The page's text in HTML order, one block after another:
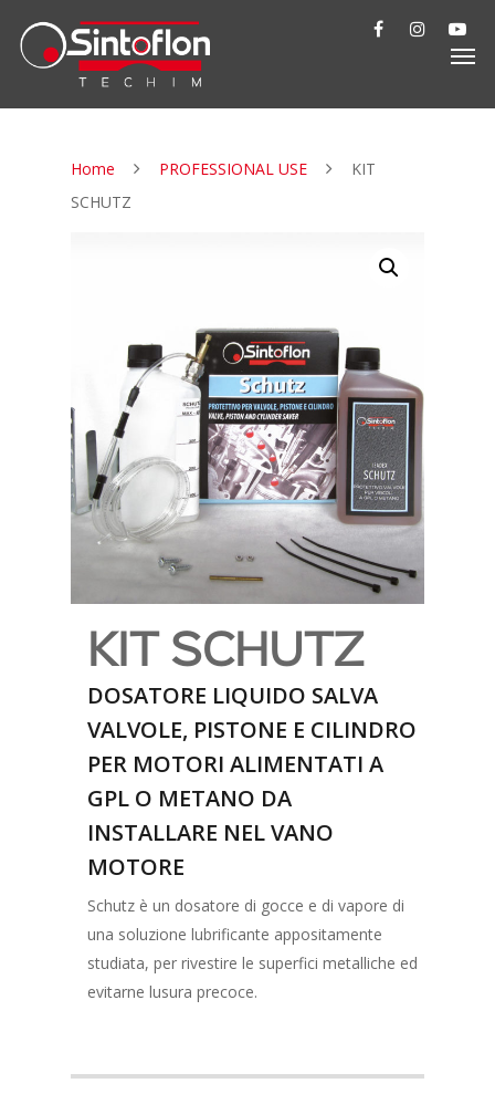
Home PROFESSIONAL USE
KIT
SCHUTZ
KIT SCHUTZ
DOSATORE LIQUIDO SALVA
VALVOLE, PISTONE E CILINDRO
PER MOTORI ALIMENTATI A
GPL O METANO DA
INSTALLARE NEL VANO
MOTORE
Schutz è un dosatore di gocce e di vapore di
una soluzione lubrificante appositamente
studiata, per rivestire le superfici metalliche ed
evitarne lusura precoce.